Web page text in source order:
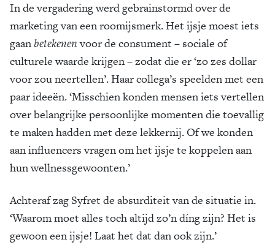
In de vergadering werd gebrainstormd over de
marketing van een roomijsmerk. Het ijsje moest iets
gaanbetekenenvoor de consument – sociale of
culturele waarde krijgen – zodat die er ‘zo zes dollar
voor zou neertellen’. Haar collega’s speelden met een
paar ideeën. ‘Misschien konden mensen iets vertellen
over belangrijke persoonlijke momenten die toevallig
te maken hadden met deze lekkernij. Of we konden
aan influencers vragen om het ijsje te koppelen aan
hun wellnessgewoonten.’
Achteraf zag Syfret de absurditeit van de situatie in.
‘Waarom moet alles toch altijd zo’n díng zijn? Het is
gewoon een ijsje! Laat het dat dan ook zijn.’